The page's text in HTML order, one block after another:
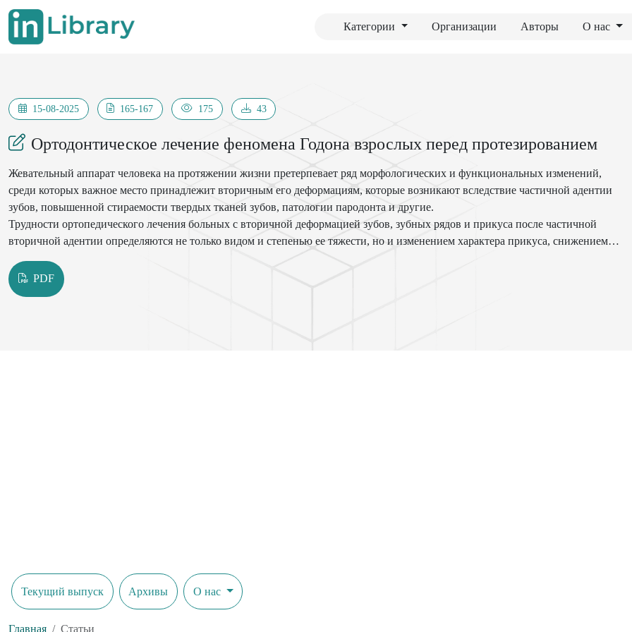
Категории Организации Авторы О нас
15-08-2025 165-167 175 43
Ортодонтическое лечение феномена Годона взрослых перед протезированием
Жевательный аппарат человека на протяжении жизни претерпевает ряд морфологических и функциональных изменений,
среди которых важное место принадлежит вторичным его деформациям, которые возникают вследствие частичной адентии
зубов, повышенной стираемости твердых тканей зубов, патологии пародонта и другие.
Трудности ортопедического лечения больных с вторичной деформацией зубов, зубных рядов и прикуса после частичной
вторичной адентии определяются не только видом и степенью ее тяжести, но и изменением характера прикуса, снижением
морфологическими и функциональными изменениями в пульпе, пародонте, жевательных мышцах н височно-
нижнечелюстных уставах (ВНЧС).
PDF
Текущий выпуск Архивы О нас
Главная Статьи